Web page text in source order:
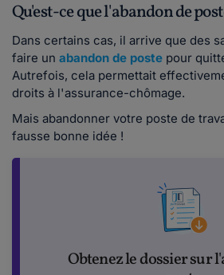
Qu'est-ce que l'abandon de
Dans certains cas, il arrive que des
faire un abandon de poste pour
Autrefois, cela permettait
droits à l'assurance-chômage.
Mais abandonner votre poste de
fausse bonne idée !
Obtenez le dossier sur